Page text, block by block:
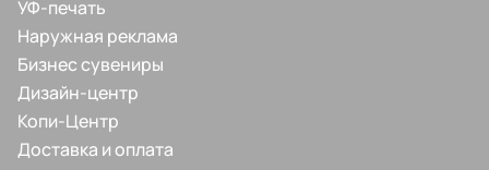
УФ-печать
Наружная реклама
Бизнес сувениры
Дизайн-центр
Копи-Центр
Доставка и оплата